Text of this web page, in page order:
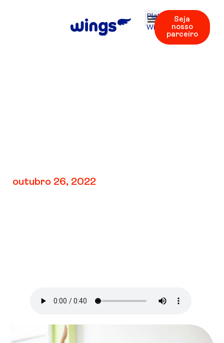
Plataforma
Wings
Seja
nosso
parceiro
outubro 26, 2022